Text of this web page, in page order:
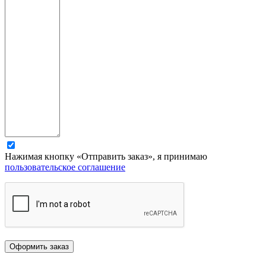
Нажимая кнопку «Отправить заказ», я принимаю
пользовательское соглашение